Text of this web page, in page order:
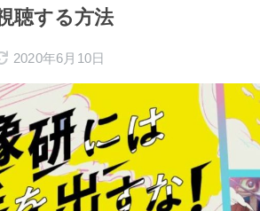
聴する方法
2020年6月10日